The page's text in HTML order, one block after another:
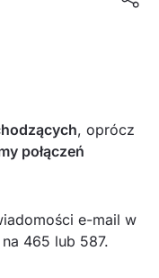
, oprócz
połączeń
e-mail w
465 lub 587.